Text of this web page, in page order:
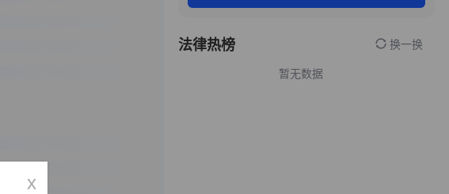
法律热榜 换一换
暂无数据
x